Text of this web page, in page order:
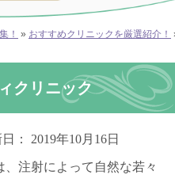
！ » おすすめクリニックを厳選紹介！
クリニック
： 2019年10月16日
注射によって自然な若々